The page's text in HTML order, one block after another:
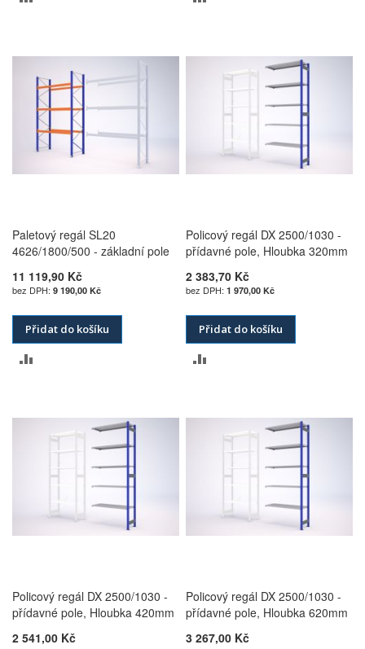
POROVNÁNÍ
POROVNÁNÍ
Paletový regál SL20
4626/1800/500 - základní pole
11 119,90 Kč
9 190,00 Kč
Přidat do košíku
POROVNÁNÍ
Policový regál DX 2500/1030 -
přídavné pole, Hloubka 320mm
2 383,70 Kč
1 970,00 Kč
Přidat do košíku
POROVNÁNÍ
Policový regál DX 2500/1030 -
přídavné pole, Hloubka 420mm
2 541,00 Kč
Policový regál DX 2500/1030 -
přídavné pole, Hloubka 620mm
3 267,00 Kč